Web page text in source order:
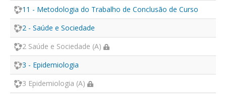
11 - Metodologia do Trabalho de Conclusão de Curso
2 - Saúde e Sociedade
2 Saúde e Sociedade (A)
3 - Epidemiologia
3 Epidemiologia (A)